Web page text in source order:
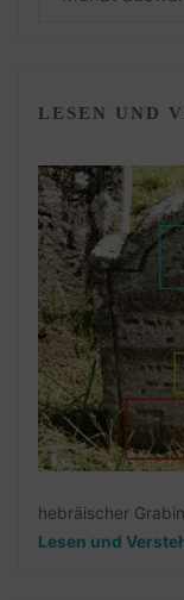
LESEN UND
hebräischer
Lesen und